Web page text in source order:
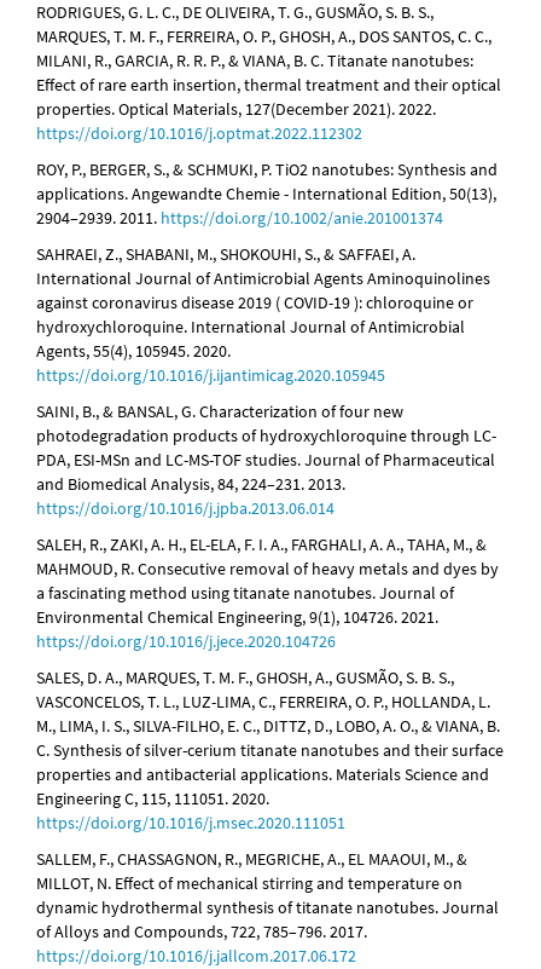
RODRIGUES, G. L. C., DE OLIVEIRA, T. G., GUSMÃO, S. B. S.,
MARQUES, T. M. F., FERREIRA, O. P., GHOSH, A., DOS SANTOS, C. C.,
MILANI, R., GARCIA, R. R. P., & VIANA, B. C. Titanate nanotubes:
Effect of rare earth insertion, thermal treatment and their optical
properties. Optical Materials, 127(December 2021). 2022.
https://doi.org/10.1016/j.optmat.2022.112302
ROY, P., BERGER, S., & SCHMUKI, P. TiO2 nanotubes: Synthesis and
applications. Angewandte Chemie - International Edition, 50(13),
2904–2939. 2011. https://doi.org/10.1002/anie.201001374
SAHRAEI, Z., SHABANI, M., SHOKOUHI, S., & SAFFAEI, A.
International Journal of Antimicrobial Agents Aminoquinolines
against coronavirus disease 2019 ( COVID-19 ): chloroquine or
hydroxychloroquine. International Journal of Antimicrobial
Agents, 55(4), 105945. 2020.
https://doi.org/10.1016/j.ijantimicag.2020.105945
SAINI, B., & BANSAL, G. Characterization of four new
photodegradation products of hydroxychloroquine through LC-
PDA, ESI-MSn and LC-MS-TOF studies. Journal of Pharmaceutical
and Biomedical Analysis, 84, 224–231. 2013.
https://doi.org/10.1016/j.jpba.2013.06.014
SALEH, R., ZAKI, A. H., EL-ELA, F. I. A., FARGHALI, A. A., TAHA, M., &
MAHMOUD, R. Consecutive removal of heavy metals and dyes by
a fascinating method using titanate nanotubes. Journal of
Environmental Chemical Engineering, 9(1), 104726. 2021.
https://doi.org/10.1016/j.jece.2020.104726
SALES, D. A., MARQUES, T. M. F., GHOSH, A., GUSMÃO, S. B. S.,
VASCONCELOS, T. L., LUZ-LIMA, C., FERREIRA, O. P., HOLLANDA, L.
M., LIMA, I. S., SILVA-FILHO, E. C., DITTZ, D., LOBO, A. O., & VIANA, B.
C. Synthesis of silver-cerium titanate nanotubes and their surface
properties and antibacterial applications. Materials Science and
Engineering C, 115, 111051. 2020.
https://doi.org/10.1016/j.msec.2020.111051
SALLEM, F., CHASSAGNON, R., MEGRICHE, A., EL MAAOUI, M., &
MILLOT, N. Effect of mechanical stirring and temperature on
dynamic hydrothermal synthesis of titanate nanotubes. Journal
of Alloys and Compounds, 722, 785–796. 2017.
https://doi.org/10.1016/j.jallcom.2017.06.172